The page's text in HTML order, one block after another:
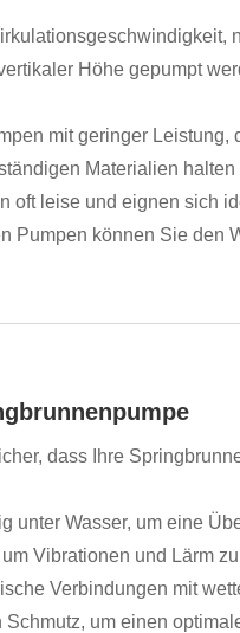
Höhe gepumpt
mit geringer
Materialien halten
oft leise und eignen sich
Pumpen können Sie den
dass Ihre
unter Wasser, um eine
Vibrationen und Lärm
Verbindungen mit
um einen